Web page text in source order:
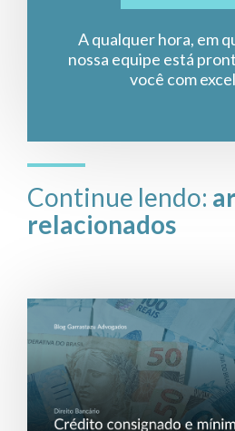
A qualquer hora, em
nossa equipe está
você com
Continue lendo:
relacionados